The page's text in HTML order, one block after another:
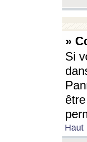
»
Si
Haut